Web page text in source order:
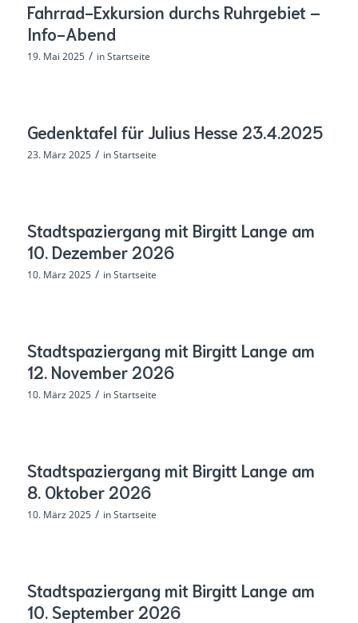
Fahrrad-Exkursion durchs Ruhrgebiet –
Info-Abend
19. Mai 2025 / inStartseite
Gedenktafel für Julius Hesse 23.4.2025
23. März 2025 / inStartseite
Stadtspaziergang mit Birgitt Lange am
10. Dezember 2026
10. März 2025 / inStartseite
Stadtspaziergang mit Birgitt Lange am
12. November 2026
10. März 2025 / inStartseite
Stadtspaziergang mit Birgitt Lange am
8. Oktober 2026
10. März 2025 / inStartseite
Stadtspaziergang mit Birgitt Lange am
10. September 2026